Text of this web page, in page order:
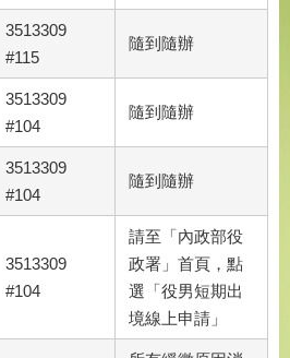
3513309
#115
隨到隨辦
3513309
#104
隨到隨辦
3513309
#104
隨到隨辦
3513309
#104
請至「內政部役
政署」首頁，點
選「役男短期出
境線上申請」